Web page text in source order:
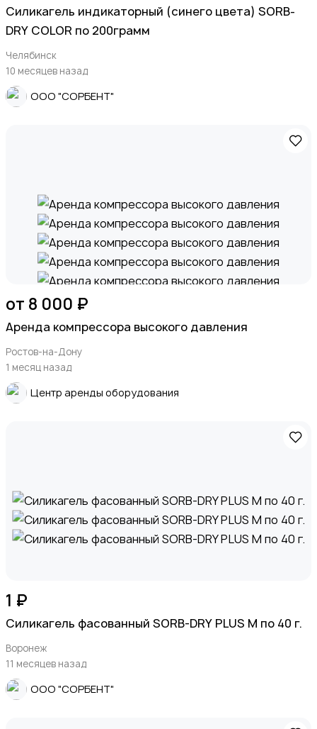
Силикагель индикаторный (синего цвета) SORB-
DRY COLOR по 200грамм
Челябинск
10 месяцев назад
ООО "СОРБЕНТ"
от 8 000 ₽
Аренда компрессора высокого давления
Ростов-на-Дону
1 месяц назад
Центр аренды оборудования
1 ₽
Силикагель фасованный SORB-DRY PLUS M по 40 г.
Воронеж
11 месяцев назад
ООО "СОРБЕНТ"